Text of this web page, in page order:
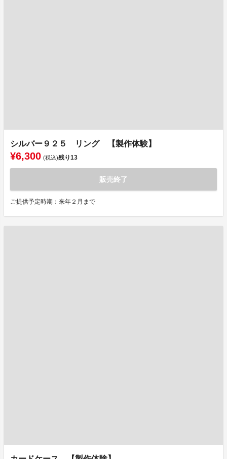
シルバー９２５ リング 【製作体験】
¥6,300 (税込)残り13
販売終了
ご提供予定時期：来年２月まで